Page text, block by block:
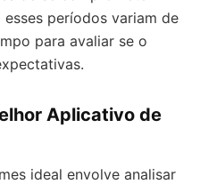
períodos variam de
para avaliar se o
Aplicativo de
ideal envolve analisar